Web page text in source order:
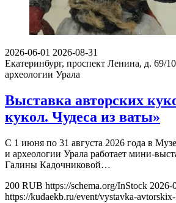
2026-06-01 2026-08-31
Екатеринбург, проспект Ленина, д. 69/10
археологии Урала
Выставка авторских
кукол. Чудеса из ваты»
С 1 июня по 31 августа 2026 года в
и археологии Урала работает мини-
Галины Кадочниковой…
200 RUB https://schema.org/InStock 2026-
https://kudaekb.ru/event/vystavka-